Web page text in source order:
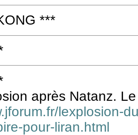
***
après Natanz.
lexplosion-
pour-liran.html